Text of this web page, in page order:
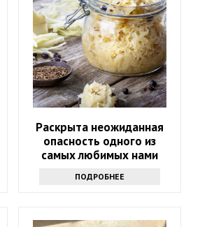
Раскрыта неожиданная
опасность одного из
самых любимых нами
ПОДРОБНЕЕ